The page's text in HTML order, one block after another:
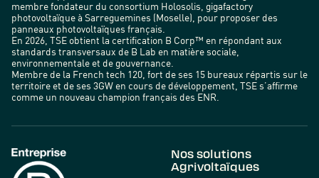
membre fondateur du consortium Holosolis, gigafactory
photovoltaïque à Sarreguemines (Moselle), pour proposer des
panneaux photovoltaïques français.
En 2026, TSE obtient la certification B Corp™ en répondant aux
standards transversaux de B Lab en matière sociale,
environnementale et de gouvernance.
Membre de la French tech 120, fort de ses 15 bureaux répartis sur le
territoire et de ses 3GW en cours de développement, TSE s’affirme
comme un nouveau champion français des ENR.
Nos solutions
Agrivoltaïques